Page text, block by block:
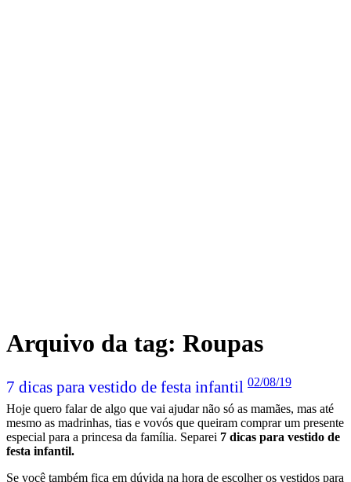
Arquivo da tag: Roupas
7 dicas para vestido de festa infantil 02/08/19
Hoje quero falar de algo que vai ajudar não só as mamães, mas até
mesmo as madrinhas, tias e vovós que queiram comprar um presente
especial para a princesa da família. Separei 7 dicas para vestido de
festa infantil.
Se você também fica em dúvida na hora de escolher os vestidos para